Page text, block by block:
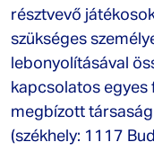
résztvevő
szükséges
lebonyolításával
kapcsolatos egyes
megbízott társaság
(székhely: 1117